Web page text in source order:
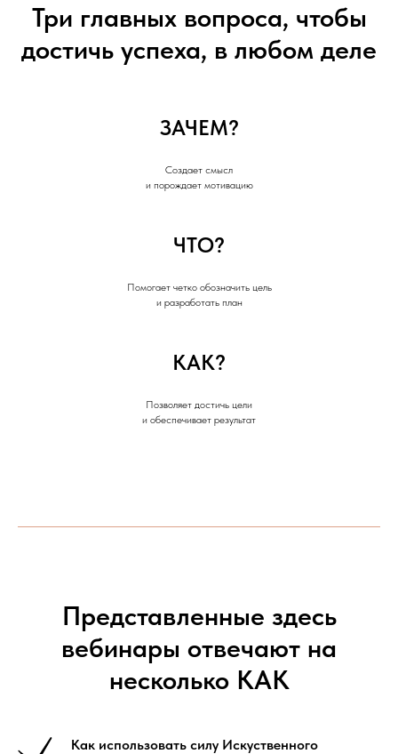
Три главных вопроса, чтобы
достичь успеха, в любом деле
ЗАЧЕМ?
Создает смысл
и порождает мотивацию
ЧТО?
Помогает четко обозначить цель
и разработать план
КАК?
Позволяет достичь цели
и обеспечивает результат
Представленные здесь
вебинары отвечают на
несколько КАК
Как использовать силу Искуственного